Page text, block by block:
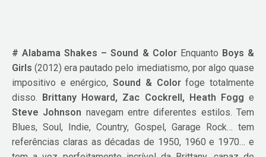
# Alabama Shakes – Sound & ColorEnquanto Boys &
Girls (2012) era pautado pelo imediatismo, por algo quase
impositivo e enérgico,Sound & Colorfoge totalmente
disso. Brittany Howard, Zac Cockrell, Heath Fogg e
Steve Johnson navegam entre diferentes estilos. Tem
Blues, Soul, Indie, Country, Gospel, Garage Rock… tem
referências claras as décadas de 1950, 1960 e 1970… e